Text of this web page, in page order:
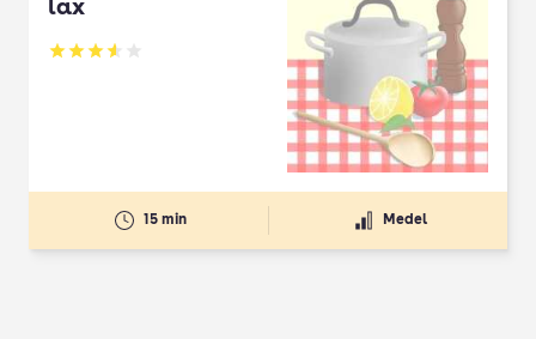
lax
Betyg: 3.56 av 5
15 min Medel